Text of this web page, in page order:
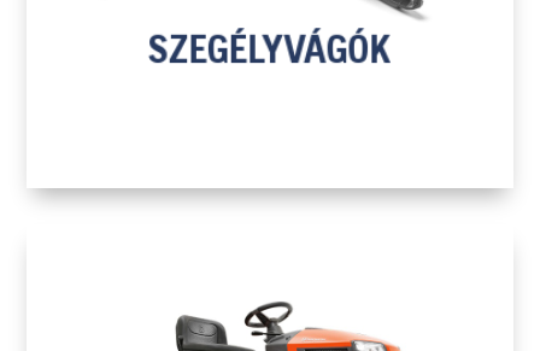
SZEGÉLYVÁGÓK